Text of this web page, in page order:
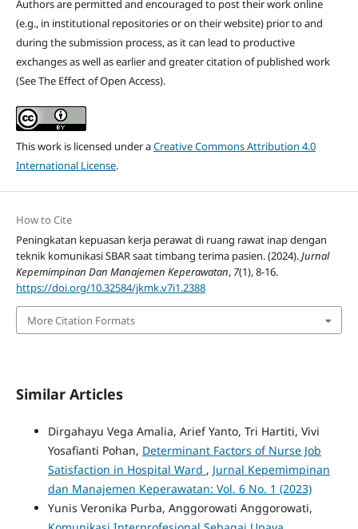
Authors are permitted and encouraged to post their work online
(e.g., in institutional repositories or on their website) prior to and
during the submission process, as it can lead to productive
exchanges as well as earlier and greater citation of published work
(See The Effect of Open Access).
This work is licensed under aCreative Commons Attribution 4.0
International License.
How to Cite
Peningkatan kepuasan kerja perawat di ruang rawat inap dengan
teknik komunikasi SBAR saat timbang terima pasien. (2024).Jurnal
Kepemimpinan Dan Manajemen Keperawatan, 7(1), 8-16.
https://doi.org/10.32584/jkmk.v7i1.2388
More Citation Formats
Similar Articles
Dirgahayu Vega Amalia, Arief Yanto, Tri Hartiti, Vivi
Yosafianti Pohan, Determinant Factors of Nurse Job
Satisfaction in Hospital Ward , Jurnal Kepemimpinan
dan Manajemen Keperawatan: Vol. 6 No. 1 (2023)
Yunis Veronika Purba, Anggorowati Anggorowati,